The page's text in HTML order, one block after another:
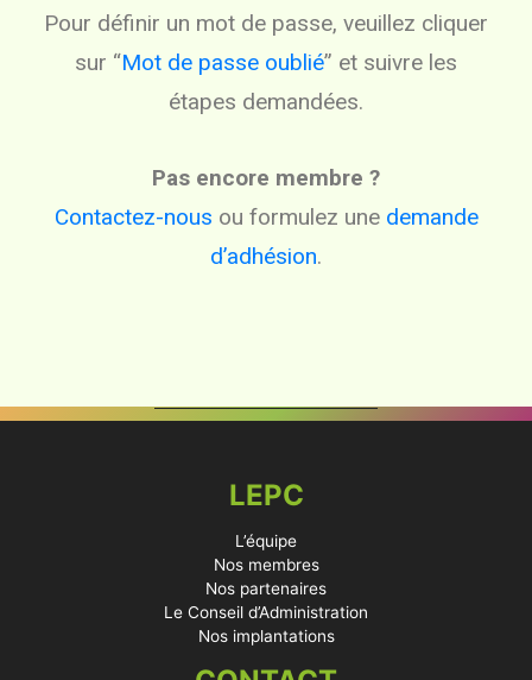
Pour définir un mot de passe, veuillez cliquer
sur “Mot de passe oublié” et suivre les
étapes demandées.
Pas encore membre ?
Contactez-nous ou formulez une demande
d’adhésion.
LEPC
L’équipe
Nos membres
Nos partenaires
Le Conseil d’Administration
Nos implantations